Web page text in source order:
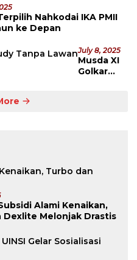
Nahkodai IKA PMII
ke Depan
July 8, 2025
Musda XI
Golkar
Alami Kenaikan,
Dexlite Melonjak Drastis